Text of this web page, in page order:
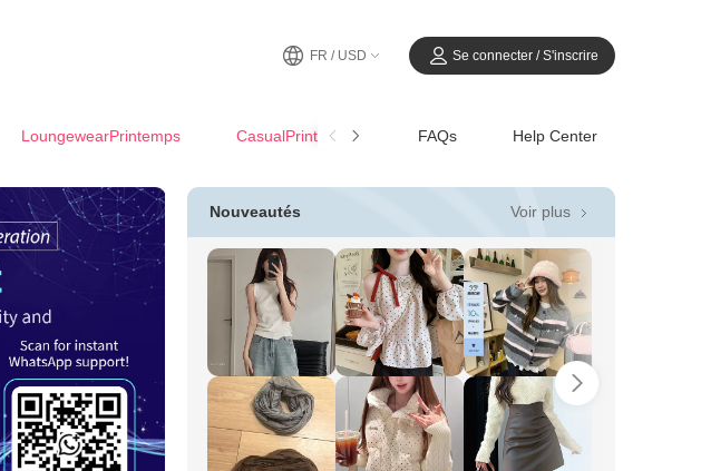
FR / USD Se connecter / S'inscrire
LoungewearPrintemps CasualPrintemps-Été FAQs Help Center
Nouveautés Voir plus 